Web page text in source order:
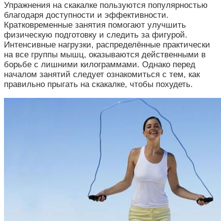
Упражнения на скакалке пользуются популярностью
благодаря доступности и эффективности.
Кратковременные занятия помогают улучшить
физическую подготовку и следить за фигурой.
Интенсивные нагрузки, распределённые практически
на все группы мышц, оказываются действенными в
борьбе с лишними килограммами. Однако перед
началом занятий следует ознакомиться с тем, как
правильно прыгать на скакалке, чтобы похудеть.